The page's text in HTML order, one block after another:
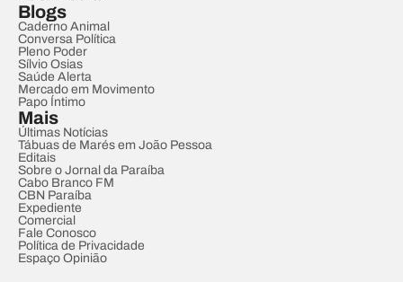
Blogs
Caderno Animal
Conversa Política
Pleno Poder
Sílvio Osias
Saúde Alerta
Mercado em Movimento
Papo Íntimo
Mais
Últimas Notícias
Tábuas de Marés em João Pessoa
Editais
Sobre o Jornal da Paraíba
Cabo Branco FM
CBN Paraíba
Expediente
Comercial
Fale Conosco
Política de Privacidade
Espaço Opinião